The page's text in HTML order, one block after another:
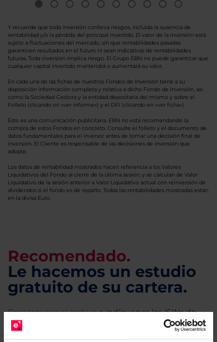
Y recuerde que toda inversión conlleva riesgos, incluida la ausencia de
rentabilidad y/o la pérdida del principal invertido. El valor de la inversión está
sujeto a fluctuaciones del mercado, sin que rentabilidades pasadas
garanticen resultados en el futuro ni sean indicativas de rentabilidades
futuras. Toda inversión implica riesgo. El Grupo EBN no puede garantizar que
cualquier capital invertido mantendrá o aumentará su valor.
En cada una de las fichas de nuestros Fondos de Inversión tiene a su
disposición información completa y relativa a dicho Fondo de Inversión, así
como la Sociedad Gestora y la entidad depositaria del mismo y sobre el
Folleto (clicando en «ver informe») y el DFI (clicando en «ver ficha»).
Esto es una comunicación publicitaria. EBN no está recomendando la
compra de estos Fondos en concreto. Consulte el folleto y el documento de
datos fundamentales para el inversor antes de tomar una decisión final de
inversión. El Cliente es responsable de las decisiones de inversión que
adopte.
Los datos de rentabilidad mostrados hacen referencia a los Valores
Liquidativos del Fondo al cierre de la última sesión, y se calculan de Valor
Liquidativo de la sesión anterior a Valor Liquidativo actual con reinversión de
dividendos si el fondo es de reparto. Todas las rentabilidades mostradas están
en la divisa Euro.
Recomendado.
Le hacemos un estudio
gratuito de su cartera.
Descárguese el archivoe indíquenos los ISINs de
sus Fondos y nuestros expertos le enviarán un